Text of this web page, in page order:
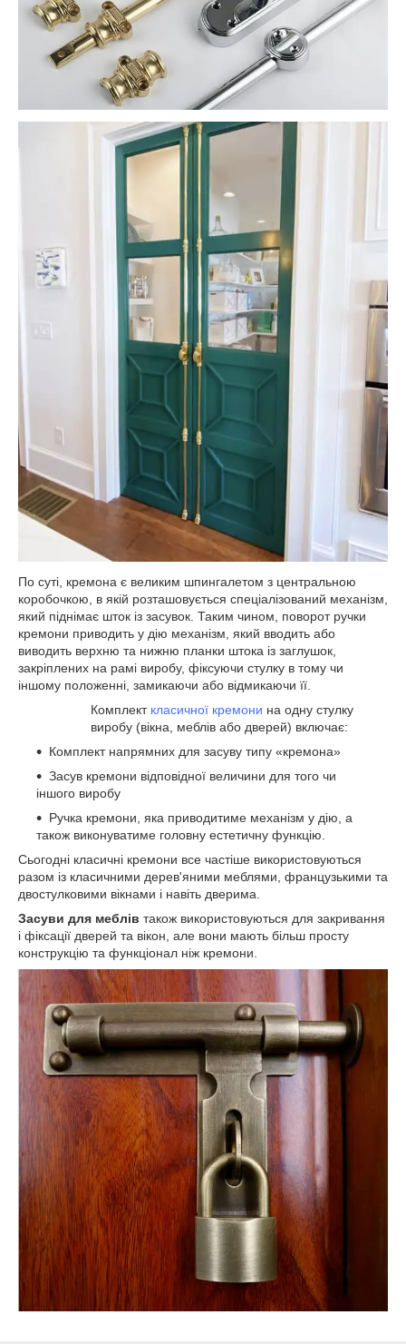
По суті, кремона є великим шпингалетом з центральною
коробочкою, в якій розташовується спеціалізований механізм,
який піднімає шток із засувок. Таким чином, поворот ручки
кремони приводить у дію механізм, який вводить або
виводить верхню та нижню планки штока із заглушок,
закріплених на рамі виробу, фіксуючи стулку в тому чи
іншому положенні, замикаючи або відмикаючи її.
Комплект класичної кремони на одну стулку
виробу (вікна, меблів або дверей) включає:
Комплект напрямних для засуву типу «кремона»
Засув кремони відповідної величини для того чи
іншого виробу
Ручка кремони, яка приводитиме механізм у дію, а
також виконуватиме головну естетичну функцію.
Сьогодні класичні кремони все частіше використовуються
разом із класичними дерев'яними меблями, французькими та
двостулковими вікнами і навіть дверима.
Засуви для меблів також використовуються для закривання
і фіксації дверей та вікон, але вони мають більш просту
конструкцію та функціонал ніж кремони.